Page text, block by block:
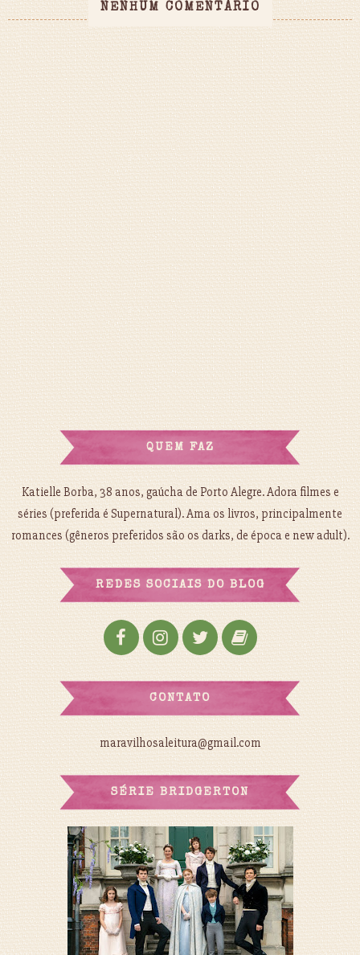
NENHUM COMENTÁRIO
QUEM FAZ
Katielle Borba, 38 anos, gaúcha de Porto Alegre. Adora filmes e
séries (preferida é Supernatural). Ama os livros, principalmente
romances (gêneros preferidos são os darks, de época e new adult).
REDES SOCIAIS DO BLOG
CONTATO
maravilhosaleitura@gmail.com
SÉRIE BRIDGERTON